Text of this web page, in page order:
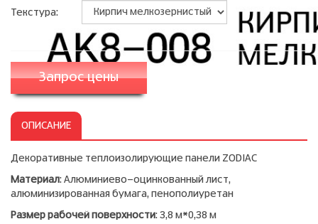
Текстура:
Запрос цены
ОПИСАНИЕ
Декоративные теплоизолирующие панели ZODIAC
Материал: Алюминиево-оцинкованный лист,
алюминизированная бумага, пенополиуретан
Размер рабочей поверхности: 3,8 м*0,38 м